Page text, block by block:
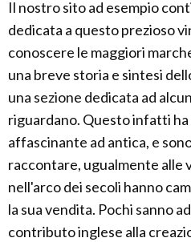
Il nostro sito ad esempio
dedicata a questo prezioso
conoscere le maggiori
una breve storia e sintesi
una sezione dedicata ad
riguardano. Questo infatti
affascinante ad antica, e
raccontare, ugualmente alle
nell'arco dei secoli hanno
la sua vendita. Pochi sanno
contributo inglese alla